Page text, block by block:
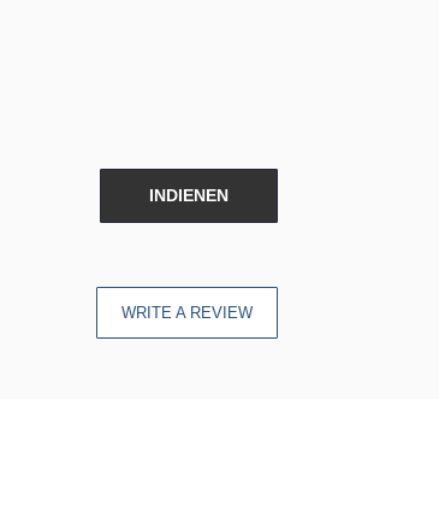
INDIENEN
WRITE A REVIEW